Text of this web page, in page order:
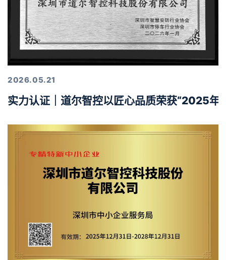
2026.05.21
实力认证｜道尔智控以匠心品质荣获“2025年